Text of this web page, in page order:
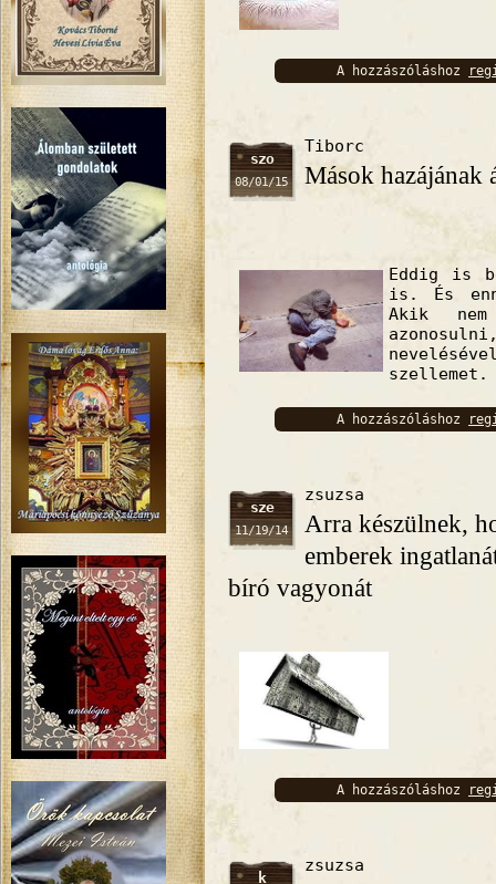
A hozzászóláshoz
szo
08/01/15
Tiborc
Mások hazájának
Eddig is
is. És
Akik
A hozzászóláshoz
sze
11/19/14
zsuzsa
Arra készülnek,
emberek
bíró vagyonát
A hozzászóláshoz
k
zsuzsa